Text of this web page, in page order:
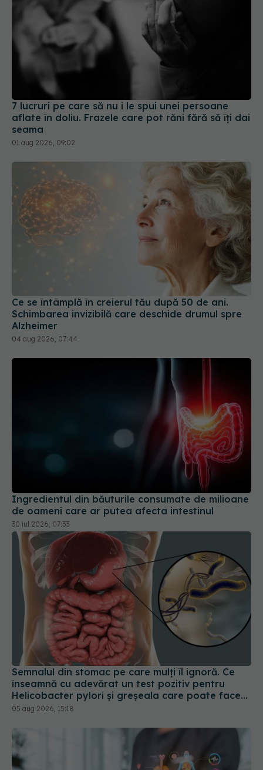
7 lucruri pe care să nu i le spui unei persoane
aflate în doliu. Frazele care pot răni fără să îți dai
seama
01 aug 2026, 09:02
Ce se întâmplă în creierul tău după 50 de ani.
Schimbarea invizibilă care deschide drumul spre
Alzheimer
04 aug 2026, 07:44
Ingredientul din băuturile consumate de milioane
de oameni care ar putea afecta intestinul
30 iul 2026, 07:33
Semnalul din stomac pe care mulți îl ignoră. Ce
înseamnă cu adevărat un test pozitiv pentru
Helicobacter pylori și greșeala care poate face
tratamentul mult mai dificil
05 aug 2026, 15:18